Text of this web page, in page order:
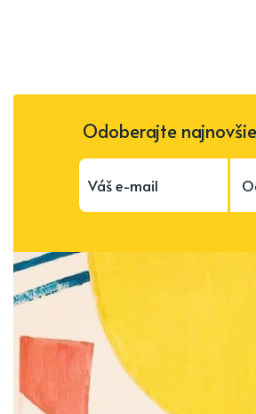
Odoberajte